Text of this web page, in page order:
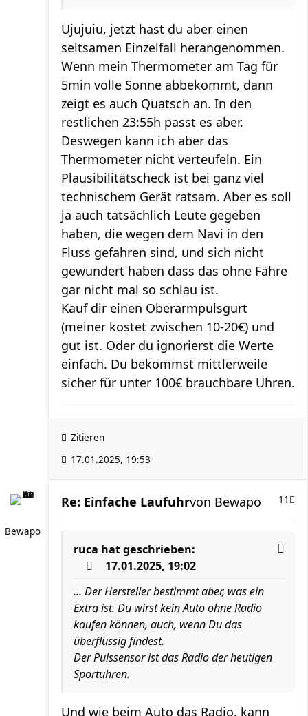
Ujujuiu, jetzt hast du aber einen
seltsamen Einzelfall herangenommen.
Wenn mein Thermometer am Tag für
5min volle Sonne abbekommt, dann
zeigt es auch Quatsch an. In den
restlichen 23:55h passt es aber.
Deswegen kann ich aber das
Thermometer nicht verteufeln. Ein
Plausibilitätscheck ist bei ganz viel
technischem Gerät ratsam. Aber es soll
ja auch tatsächlich Leute gegeben
haben, die wegen dem Navi in den
Fluss gefahren sind, und sich nicht
gewundert haben dass das ohne Fähre
gar nicht mal so schlau ist.
Kauf dir einen Oberarmpulsgurt
(meiner kostet zwischen 10-20€) und
gut ist. Oder du ignorierst die Werte
einfach. Du bekommst mittlerweile
sicher für unter 100€ brauchbare Uhren.
Zitieren
17.01.2025, 19:53
Bewapo
Re: Einfache Laufuhr 11
von Bewapo
ruca hat geschrieben:
17.01.2025, 19:02
... Der Hersteller bestimmt aber, was ein
Extra ist. Du wirst kein Auto ohne Radio
kaufen können, auch, wenn Du das
überflüssig findest.
Der Pulssensor ist das Radio der heutigen
Sportuhren.
Und wie beim Auto das Radio, kann